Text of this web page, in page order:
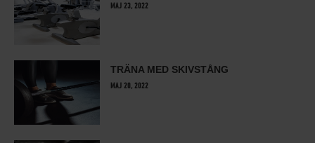
MAJ 23, 2022
TRÄNA MED SKIVSTÅNG
MAJ 20, 2022